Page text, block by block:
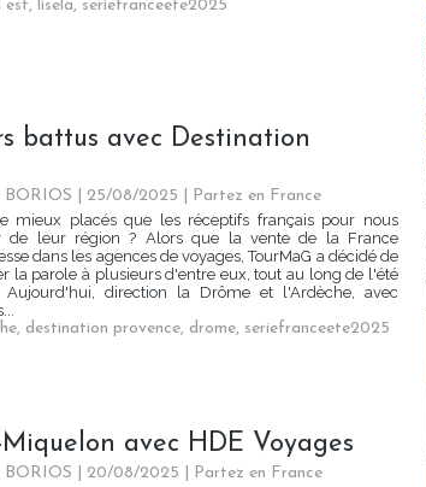
est, lisela, seriefranceete2025
battus avec Destination
BORIOS | 25/08/2025
Partez en France
mieux placés que les réceptifs français pour nous
de leur région ? Alors que la vente de la France
dans les agences de voyages, TourMaG a décidé de
la parole à plusieurs d'entre eux, tout au long de l'été
Aujourd'hui, direction la Drôme et l'Ardèche, avec
, destination provence, drome, seriefranceete2025
avec HDE Voyages
BORIOS | 20/08/2025
Partez en France